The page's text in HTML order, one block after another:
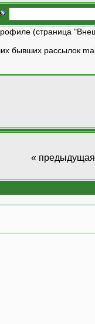
(страница
бывших рассылок
«